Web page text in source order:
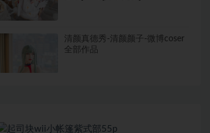
清颜真德秀-清颜颜子-微博coser
全部作品